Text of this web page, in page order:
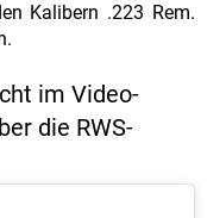
Kalibern .223 Rem.
im Video-
die RWS-